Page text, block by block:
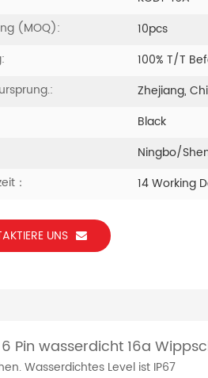
(MOQ):
10pcs
100% T/T
Zhejiang,
Black
Ningbo/
：
14 Working
UNS
Pin wasserdicht 16a
Wasserdichtes Level ist IP67